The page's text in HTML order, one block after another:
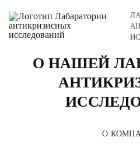
Главная О компании
О НАШЕЙ
О